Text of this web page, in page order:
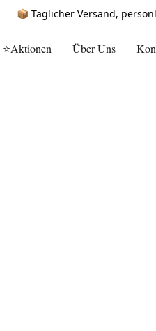
📦 Täglicher Versand,
⭐Aktionen Über Uns